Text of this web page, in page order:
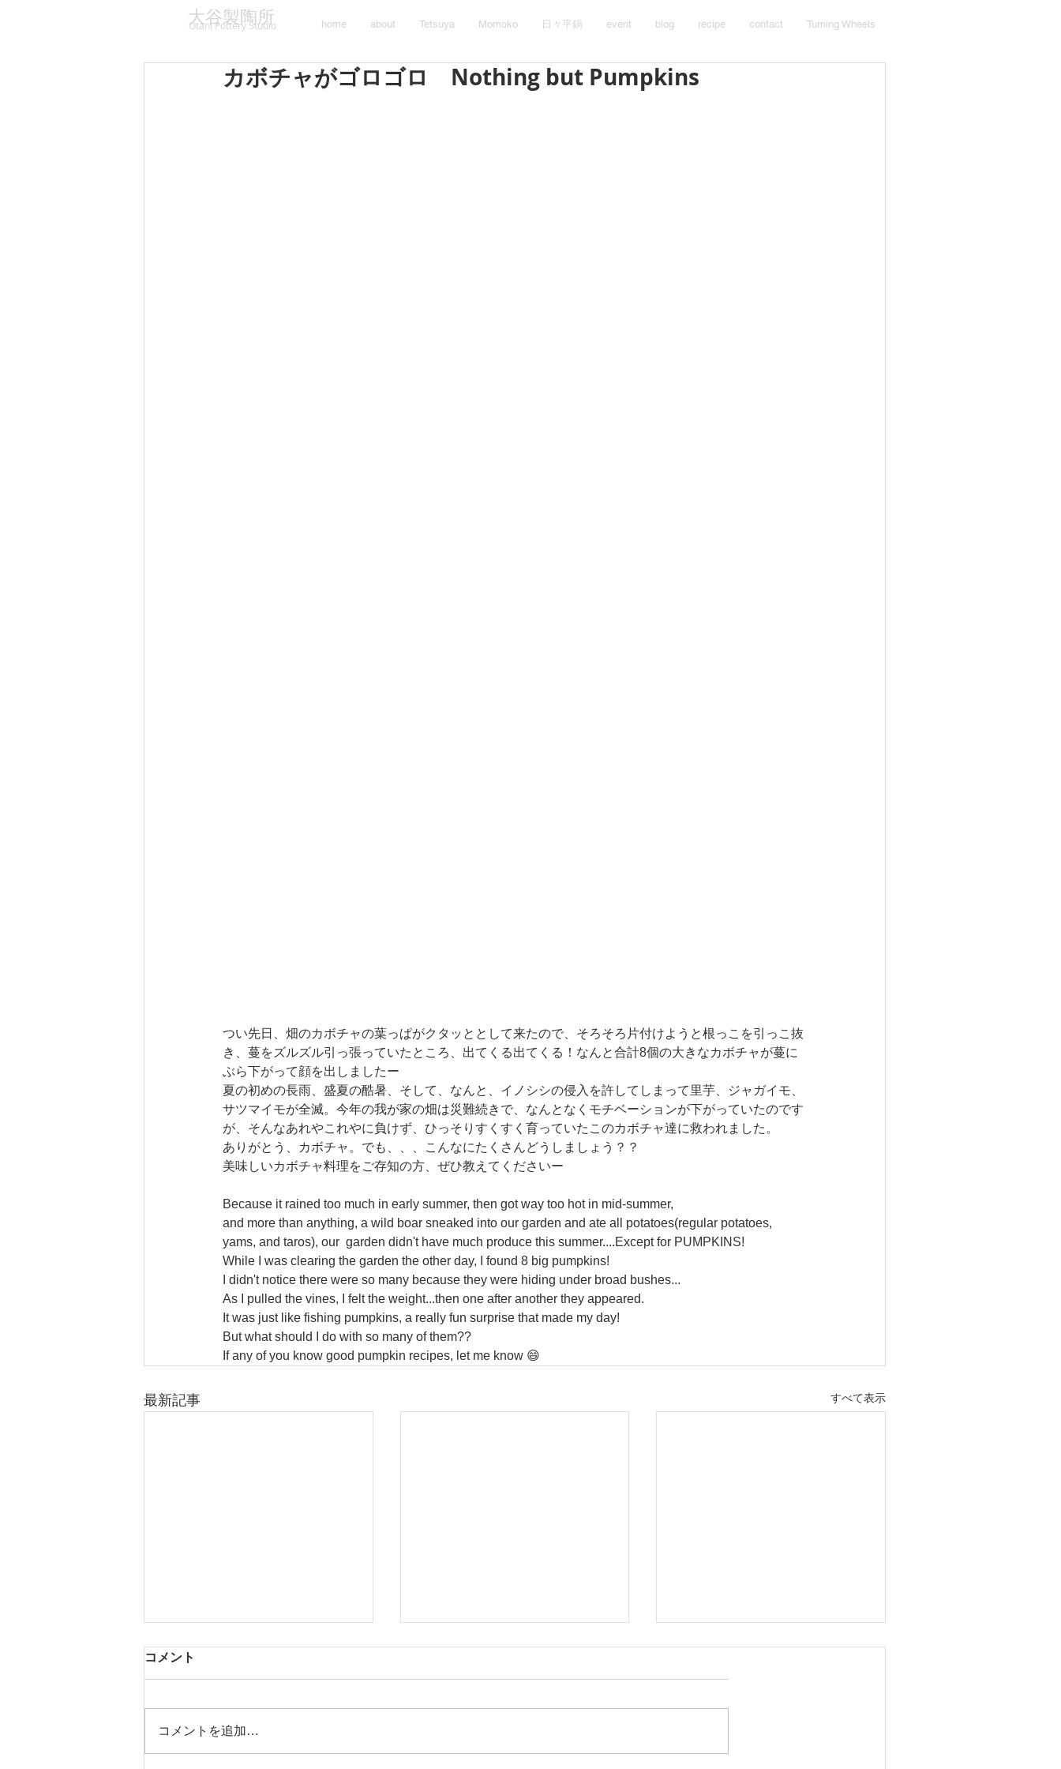
大谷製陶所
Otani Pottery Studio home about Tetsuya Momoko 日々平鍋 event blog recipe contact Turning Wheels
カボチャがゴロゴロ Nothing but Pumpkins
つい先日、畑のカボチャの葉っぱがクタッととして来たので、そろそろ片付けようと根っこを引っこ抜
き、蔓をズルズル引っ張っていたところ、出てくる出てくる！なんと合計8個の大きなカボチャが蔓に
ぶら下がって顔を出しましたー
夏の初めの長雨、盛夏の酷暑、そして、なんと、イノシシの侵入を許してしまって里芋、ジャガイモ、
サツマイモが全滅。今年の我が家の畑は災難続きで、なんとなくモチベーションが下がっていたのです
が、そんなあれやこれやに負けず、ひっそりすくすく育っていたこのカボチャ達に救われました。
ありがとう、カボチャ。でも、、、こんなにたくさんどうしましょう？？
美味しいカボチャ料理をご存知の方、ぜひ教えてくださいー
Because it rained too much in early summer, then got way too hot in mid-summer,
and more than anything, a wild boar sneaked into our garden and ate all potatoes(regular potatoes,
yams, and taros), our  garden didn't have much produce this summer....Except for PUMPKINS!
While I was clearing the garden the other day, I found 8 big pumpkins!
I didn't notice there were so many because they were hiding under broad bushes...
As I pulled the vines, I felt the weight...then one after another they appeared.
It was just like fishing pumpkins, a really fun surprise that made my day!
But what should I do with so many of them??
If any of you know good pumpkin recipes, let me know 😄
最新記事 すべて表示
コメント
コメントを追加…